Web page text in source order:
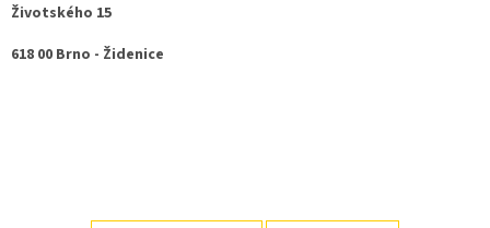
Životského 15
618 00 Brno - Židenice